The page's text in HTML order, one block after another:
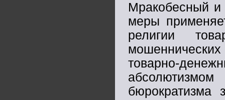
Мракобесный и
меры
религии
товарно-
абсолютизмом
бюрократизма